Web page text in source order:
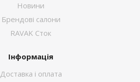
Новини
Брендові салони
RAVAK Сток
Інформація
Доставка і оплата